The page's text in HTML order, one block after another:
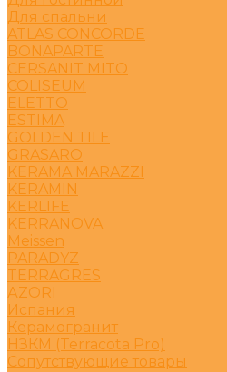
Для спальни
ATLAS CONCORDE
BONAPARTE
CERSANIT MITO
COLISEUM
ELETTO
ESTIMA
GOLDEN TILE
GRASARO
KERAMA MARAZZI
KERAMIN
KERLIFE
KERRANOVA
Meissen
PARADYZ
TERRAGRES
АZORI
Испания
Керамогранит
НЗКМ (Terracota Pro)
Сопутствующие товары